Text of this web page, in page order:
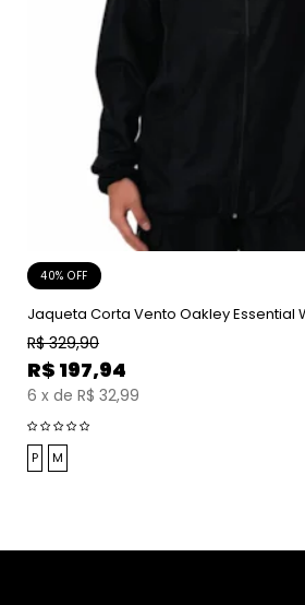
40% OFF
Jaqueta Corta Vento Oakley Essential
R$ 329,90
R$ 197,94
6 x de R$ 32,99
P M